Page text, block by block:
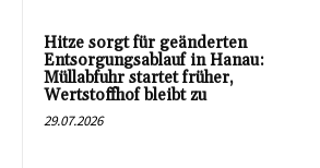
Hitze sorgt für geänderten
Entsorgungsablauf in Hanau:
Müllabfuhr startet früher,
Wertstoffhof bleibt zu
29.07.2026